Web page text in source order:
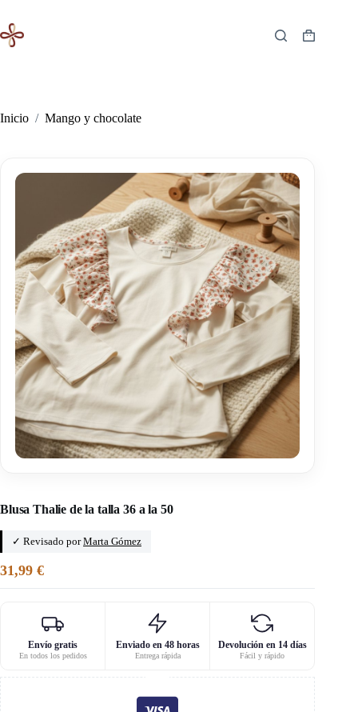
contenido
Carro
Inicio / Mango y chocolate
Blusa Thalie de la talla 36 a la 50
✓ Revisado porMarta Gómez
31,99 €
Envío gratis
En todos los pedidos
Enviado en 48 horas
Entrega rápida
Devolución en 14 días
Fácil y rápido